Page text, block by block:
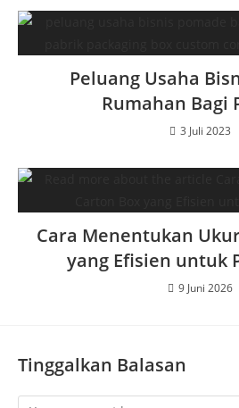
Peluang Usaha
Rumahan Bagi
3 Juli 2023
Cara Menentukan
yang Efisien untuk
9 Juni 2026
Tinggalkan Balasan